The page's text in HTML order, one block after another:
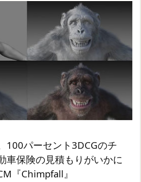
100パーセント3DCGのチ
車保険の見積もりがいかに
『Chimpfall』